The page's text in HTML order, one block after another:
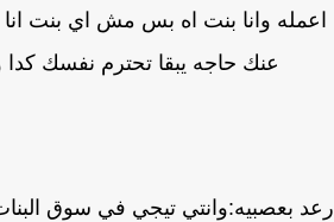
وانا بنت اه بس مش اي بنت انا
عنك حاجه يبقا تحترم نفسك كدا
بعصبيه:وانتي تيجي في سوق البنات